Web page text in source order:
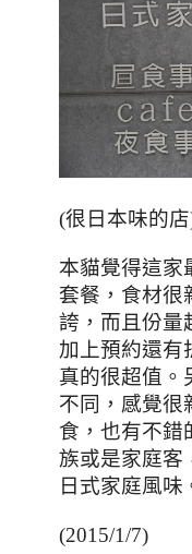
(很日本味的
本貓覺得這家
套餐，食材很
誇，而且份量
加上預約還有
真的很超值。
不同，感覺很
食，也有不錯
族或是家庭客
日式家庭風味
(2015/1/7)